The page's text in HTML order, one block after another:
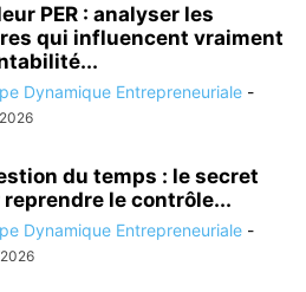
PER : analyser les
qui influencent vraiment
Dynamique Entrepreneuriale -
du temps : le secret
reprendre le contrôle...
Dynamique Entrepreneuriale -